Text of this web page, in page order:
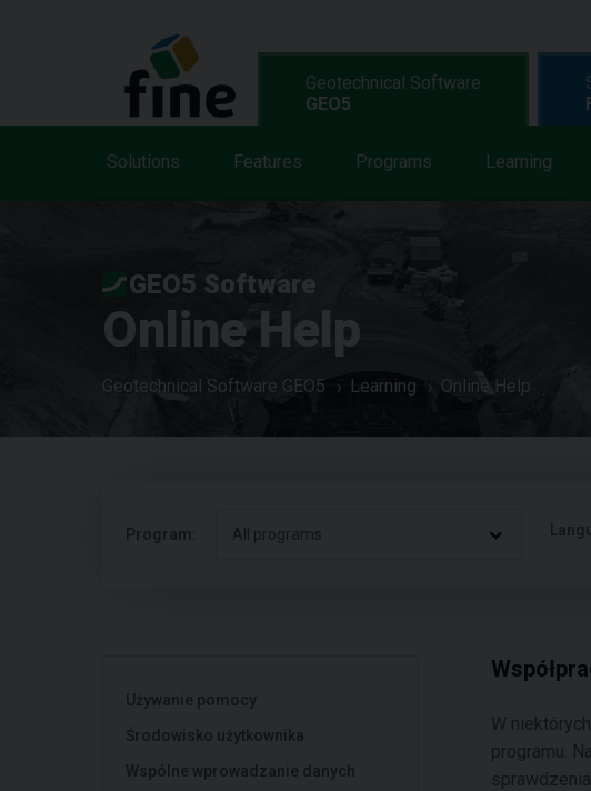
Geotechnical Software
GEO5
Solutions Features Programs Learning
GEO5 Software
Online Help
Geotechnical Software GEO5 Learning Online Help
Program: All programs
Używanie pomocy
Środowisko użytkownika
Wspólne wprowadzanie danych
W
programu.